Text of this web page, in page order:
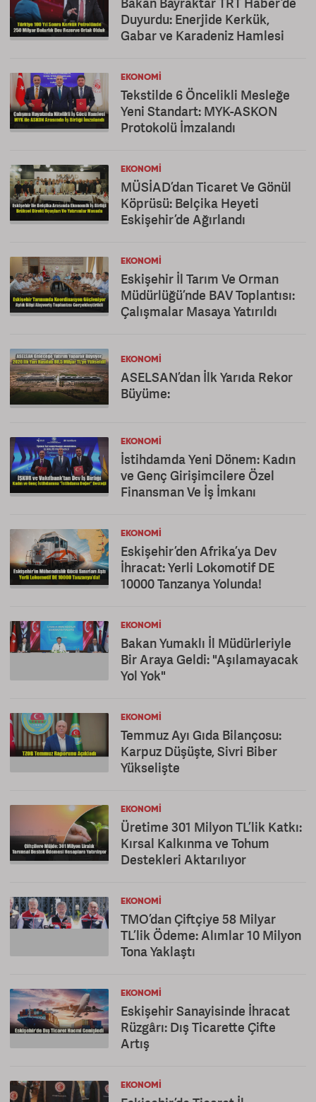
Duyurdu: Enerjide Kerkük,
Gabar ve Karadeniz Hamlesi
EKONOMI
Tekstilde 6 Öncelikli Mesleğe
Yeni Standart: MYK-ASKON
Protokolü İmzalandı
EKONOMI
MÜSİAD’dan Ticaret Ve Gönül
Köprüsü: Belçika Heyeti
Eskişehir’de Ağırlandı
EKONOMI
Eskişehir İl Tarım Ve Orman
Müdürlüğü’nde BAV Toplantısı:
Çalışmalar Masaya Yatırıldı
EKONOMI
ASELSAN’dan İlk Yarıda Rekor
Büyüme:
EKONOMI
İstihdamda Yeni Dönem: Kadın
ve Genç Girişimcilere Özel
Finansman Ve İş İmkanı
EKONOMI
Eskişehir’den Afrika’ya Dev
İhracat: Yerli Lokomotif DE
10000 Tanzanya Yolunda!
EKONOMI
Bakan Yumaklı İl Müdürleriyle
Bir Araya Geldi: "Aşılamayacak
Yol Yok"
EKONOMI
Temmuz Ayı Gıda Bilançosu:
Karpuz Düşüşte, Sivri Biber
Yükselişte
EKONOMI
Üretime 301 Milyon TL’lik Katkı:
Kırsal Kalkınma ve Tohum
Destekleri Aktarılıyor
EKONOMI
TMO’dan Çiftçiye 58 Milyar
TL’lik Ödeme: Alımlar 10 Milyon
Tona Yaklaştı
EKONOMI
Eskişehir Sanayisinde İhracat
Rüzgârı: Dış Ticarette Çifte
Artış
EKONOMI